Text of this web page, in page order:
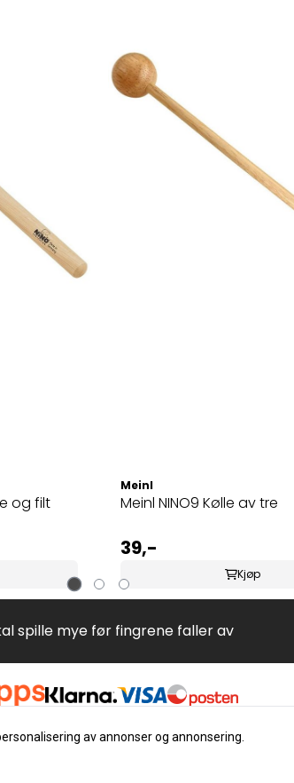
og filt
Meinl
Meinl NINO9 Kølle av tre
39,-
Kjøp
spille mye før fingrene faller av
av annonser og annonsering.